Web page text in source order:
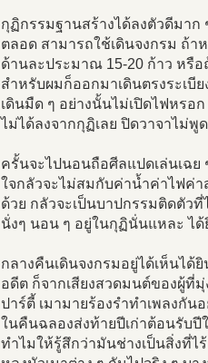
กุฏิกรรมฐานสร้างได้ลงตัวดีมาก
ตลอด สามารถใช้เดินจงกรม ถ้า
ด้านละประมาณ 15-20 ก้าว หรื
สำหรับผมก็ออกมาเดินตรงระเบี
เดินมืด ๆ อย่างนั้นไม่เปิดไฟหรอ
ไม่ได้ลงจากกุฏิเลย ปิดวาจาไม่
ครั้นจะไปนอนถือศีลแปดเล่นเฉย
ใจกลัวจะไม่สมกับค่าน้ำค่าไฟค่
ด้วย กลัวจะเป็นบาปกรรมติดตัวที่
นั่งๆ นอน ๆ อยู่ในกุฏินั่นแหละ ได้
กลางคืนเดินจงกรมอยู่ได้เห็นได้
อดีต ก็จากเสียงสวดมนต์ของผู้ที่
ปาร์ตี้ เมามายร้องรำทำเพลงกั
ในคืนฉลองส่งท้ายปีเก่าต้อนรับปี
ทำไมให้รู้สึกว่ามันช่างเป็นสิ่งที่ไ